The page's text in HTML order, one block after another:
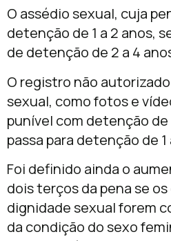
O assédio sexual, cuja
detenção de 1 a 2 anos,
de detenção de 2 a 4
O registro não
sexual, como fotos e
punível com detenção de
passa para detenção de 1
Foi definido ainda o
dois terços da pena se
dignidade sexual forem
da condição do sexo